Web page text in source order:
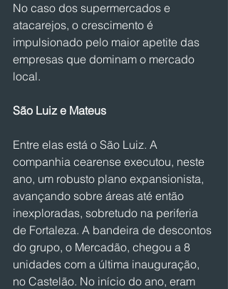
No caso dos supermercados e
atacarejos, o crescimento é
impulsionado pelo maior apetite das
empresas que dominam o mercado
local.
São Luiz e Mateus
Entre elas está o São Luiz. A
companhia cearense executou, neste
ano, um robusto plano expansionista,
avançando sobre áreas até então
inexploradas, sobretudo na periferia
de Fortaleza. A bandeira de descontos
do grupo, o Mercadão, chegou a 8
unidades com a última inauguração,
no Castelão. No início do ano, eram